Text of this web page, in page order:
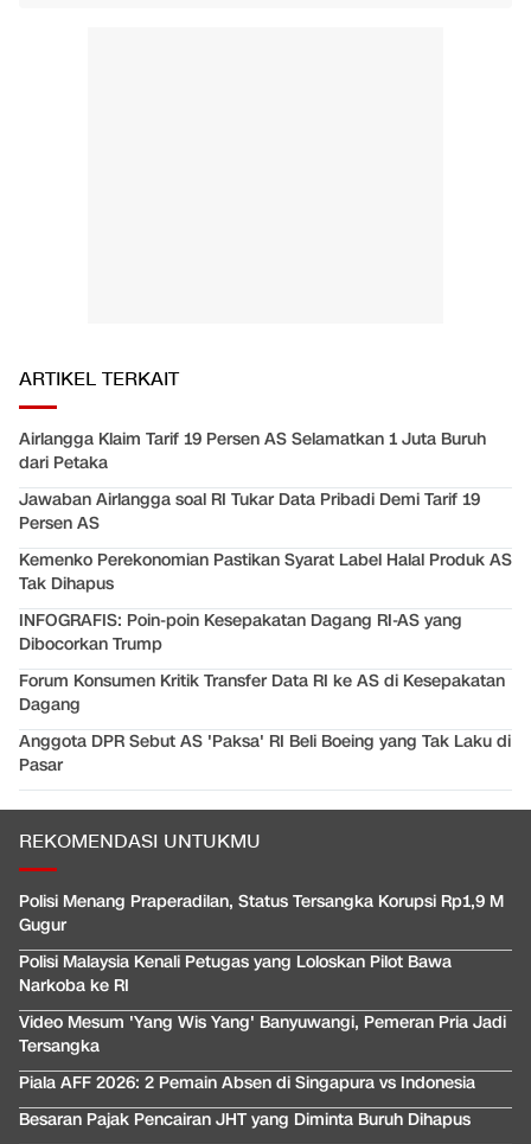
ARTIKEL TERKAIT
Airlangga Klaim Tarif 19 Persen AS Selamatkan 1 Juta Buruh
dari Petaka
Jawaban Airlangga soal RI Tukar Data Pribadi Demi Tarif 19
Persen AS
Kemenko Perekonomian Pastikan Syarat Label Halal Produk AS
Tak Dihapus
INFOGRAFIS: Poin-poin Kesepakatan Dagang RI-AS yang
Dibocorkan Trump
Forum Konsumen Kritik Transfer Data RI ke AS di Kesepakatan
Dagang
Anggota DPR Sebut AS 'Paksa' RI Beli Boeing yang Tak Laku di
Pasar
REKOMENDASI UNTUKMU
Polisi Menang Praperadilan, Status Tersangka Korupsi Rp1,9 M
Gugur
Polisi Malaysia Kenali Petugas yang Loloskan Pilot Bawa
Narkoba ke RI
Video Mesum 'Yang Wis Yang' Banyuwangi, Pemeran Pria Jadi
Tersangka
Piala AFF 2026: 2 Pemain Absen di Singapura vs Indonesia
Besaran Pajak Pencairan JHT yang Diminta Buruh Dihapus